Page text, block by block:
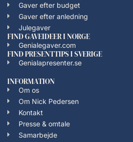
Gaver efter budget
Gaver efter anledning
Julegaver
FIND GAVEIDEER I NORGE
Genialegaver.com
FIND PRESENTTIPS I SVERIGE
Genialapresenter.se
INFORMATION
Om os
Om Nick Pedersen
Kontakt
Presse & omtale
Samarbejde